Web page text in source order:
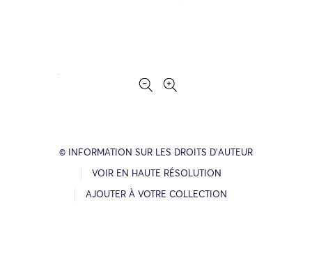
© INFORMATION SUR LES DROITS D’AUTEUR
VOIR EN HAUTE RÉSOLUTION
AJOUTER À VOTRE COLLECTION